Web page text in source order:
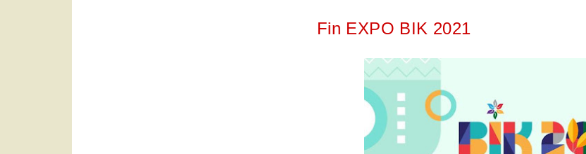
Fin EXPO BIK 2021